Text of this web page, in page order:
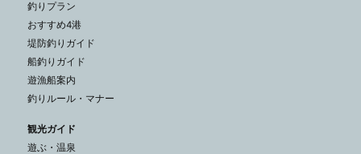
釣りプラン
おすすめ4港
堤防釣りガイド
船釣りガイド
遊漁船案内
釣りルール・マナー
観光ガイド
遊ぶ・温泉